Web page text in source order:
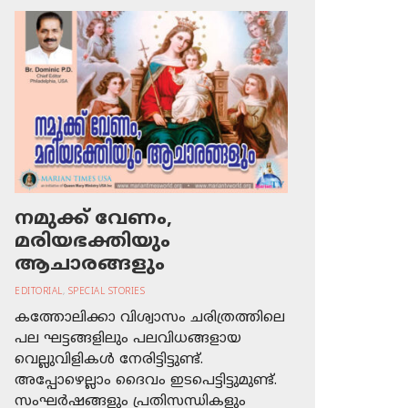
നമുക്ക് വേണം,
മരിയഭക്തിയും
ആചാരങ്ങളും
EDITORIAL, SPECIAL STORIES
കത്തോലിക്കാ വിശ്വാസം ചരിത്രത്തിലെ
പല ഘട്ടങ്ങളിലും പലവിധങ്ങളായ
വെല്ലുവിളികള്‍ നേരിട്ടിട്ടുണ്ട്.
അപ്പോഴെല്ലാം ദൈവം ഇടപെട്ടിട്ടുമുണ്ട്.
സംഘര്‍ഷങ്ങളും പ്രതിസന്ധികളും